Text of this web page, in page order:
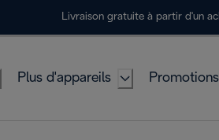
Livraison gratuite à partir d'un
Plus d'appareils Promotions